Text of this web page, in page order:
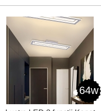
64w